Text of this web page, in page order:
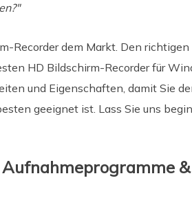
Recorder dem Markt. Den
HD Bildschirm-Recorder für
und Eigenschaften, damit Sie
geeignet ist. Lass Sie uns